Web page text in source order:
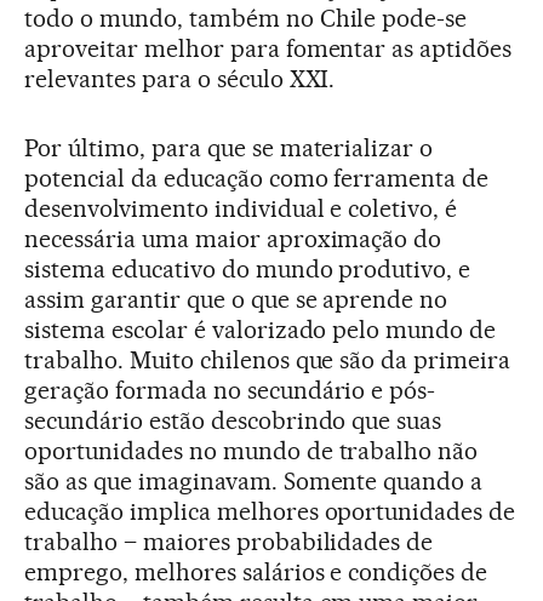
todo o mundo, também no Chile pode-se
aproveitar melhor para fomentar as aptidões
relevantes para o século XXI.
Por último, para que se materializar o
potencial da educação como ferramenta de
desenvolvimento individual e coletivo, é
necessária uma maior aproximação do
sistema educativo do mundo produtivo, e
assim garantir que o que se aprende no
sistema escolar é valorizado pelo mundo de
trabalho. Muito chilenos que são da primeira
geração formada no secundário e pós-
secundário estão descobrindo que suas
oportunidades no mundo de trabalho não
são as que imaginavam. Somente quando a
educação implica melhores oportunidades de
trabalho – maiores probabilidades de
emprego, melhores salários e condições de